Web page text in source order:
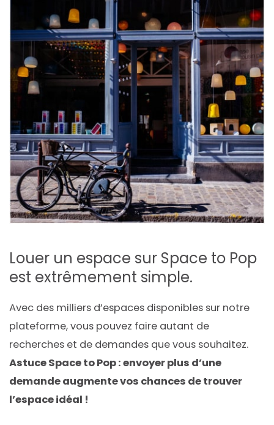
Louer un espace sur Space to Pop
est extrêmement simple.
Avec des milliers d’espaces disponibles sur notre
plateforme, vous pouvez faire autant de
recherches et de demandes que vous souhaitez.
Astuce Space to Pop : envoyer plus d’une
demande augmente vos chances de trouver
l’espace idéal !